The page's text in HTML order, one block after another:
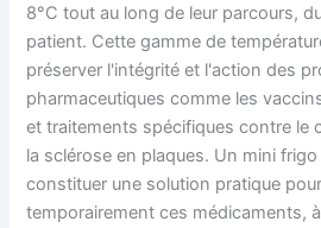
8°C tout au long de leur parcours,
patient. Cette gamme de
préserver l'intégrité et l'action des
pharmaceutiques comme les
et traitements spécifiques contre le
la sclérose en plaques. Un mini
constituer une solution pratique
temporairement ces médicaments,